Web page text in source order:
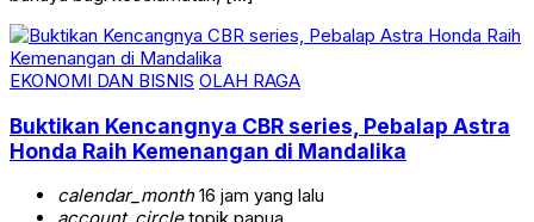
EKONOMI DAN BISNIS OLAH RAGA
Buktikan Kencangnya CBR series, Pebalap Astra
Honda Raih Kemenangan di Mandalika
calendar_month16 jam yang lalu